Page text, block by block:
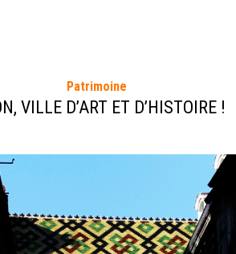
Patrimoine
VILLE D’ART ET D’HISTOIRE !